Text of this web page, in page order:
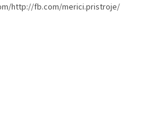
http://fb.com/merici.pristroje/